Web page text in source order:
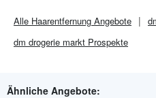
Alle Haarentfernung Angebote
dm drogerie markt Prospekte
Ähnliche Angebote: